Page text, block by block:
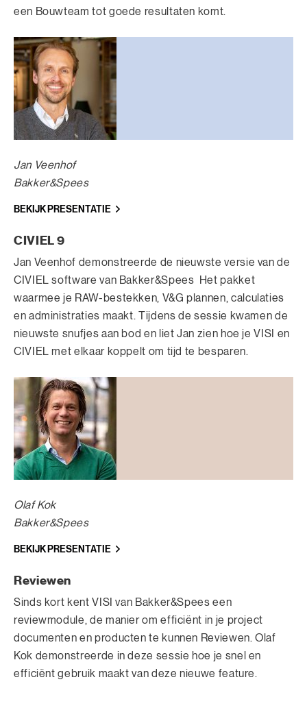
een Bouwteam tot goede resultaten komt.
Jan Veenhof
Bakker&Spees
BEKIJK PRESENTATIE
CIVIEL 9
Jan Veenhof demonstreerde de nieuwste versie van de
CIVIEL software van Bakker&Spees Het pakket
waarmee je RAW-bestekken, V&G plannen, calculaties
en administraties maakt. Tijdens de sessie kwamen de
nieuwste snufjes aan bod en liet Jan zien hoe je VISI en
CIVIEL met elkaar koppelt om tijd te besparen.
Olaf Kok
Bakker&Spees
BEKIJK PRESENTATIE
Reviewen
Sinds kort kent VISI van Bakker&Spees een
reviewmodule, de manier om efficiënt in je project
documenten en producten te kunnen Reviewen. Olaf
Kok demonstreerde in deze sessie hoe je snel en
efficiënt gebruik maakt van deze nieuwe feature.